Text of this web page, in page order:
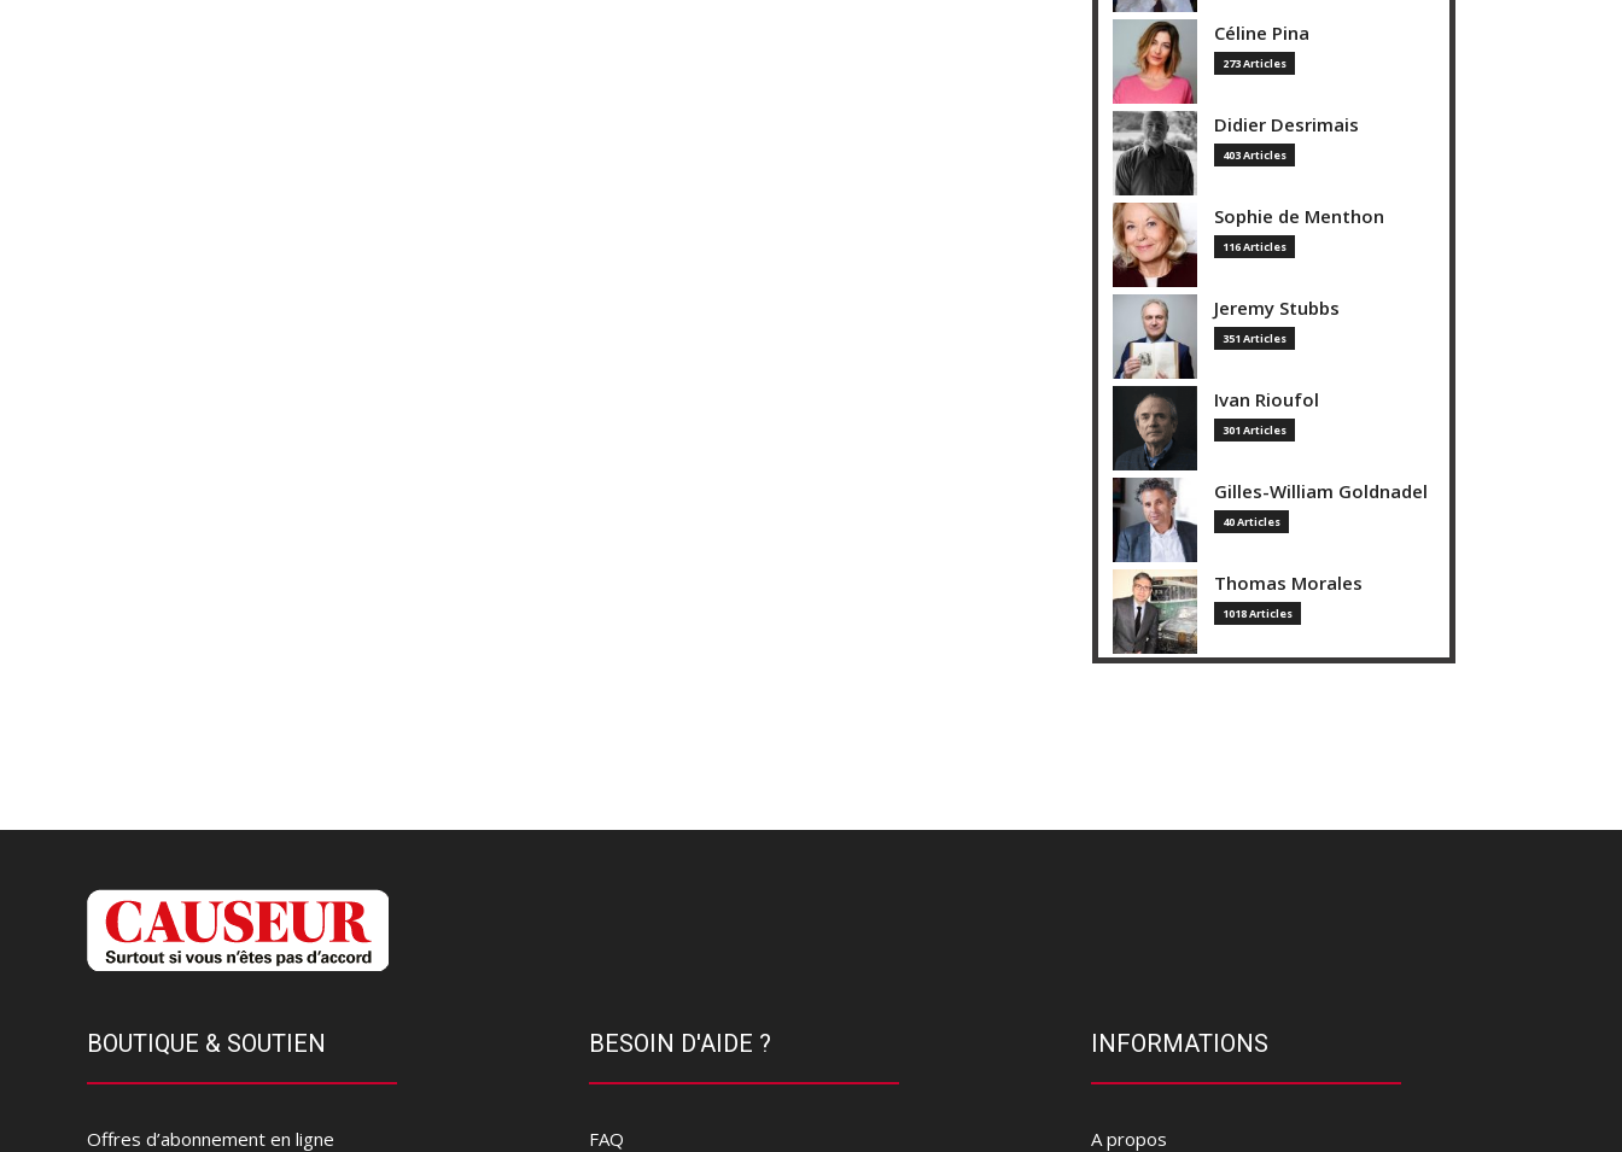
Céline Pina
273 Articles
Didier Desrimais
403 Articles
Sophie de Menthon
116 Articles
Jeremy Stubbs
351 Articles
Ivan Rioufol
301 Articles
Gilles-William Goldnadel
40 Articles
Thomas Morales
1018 Articles
BOUTIQUE & SOUTIEN
Offres d’abonnement en ligne
BESOIN D'AIDE ?
FAQ
INFORMATIONS
A propos